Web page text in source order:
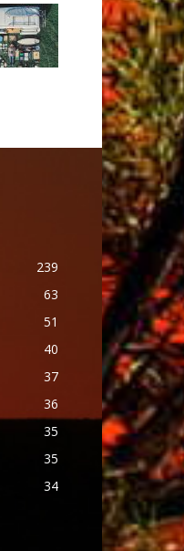
239
63
51
40
37
36
35
35
34